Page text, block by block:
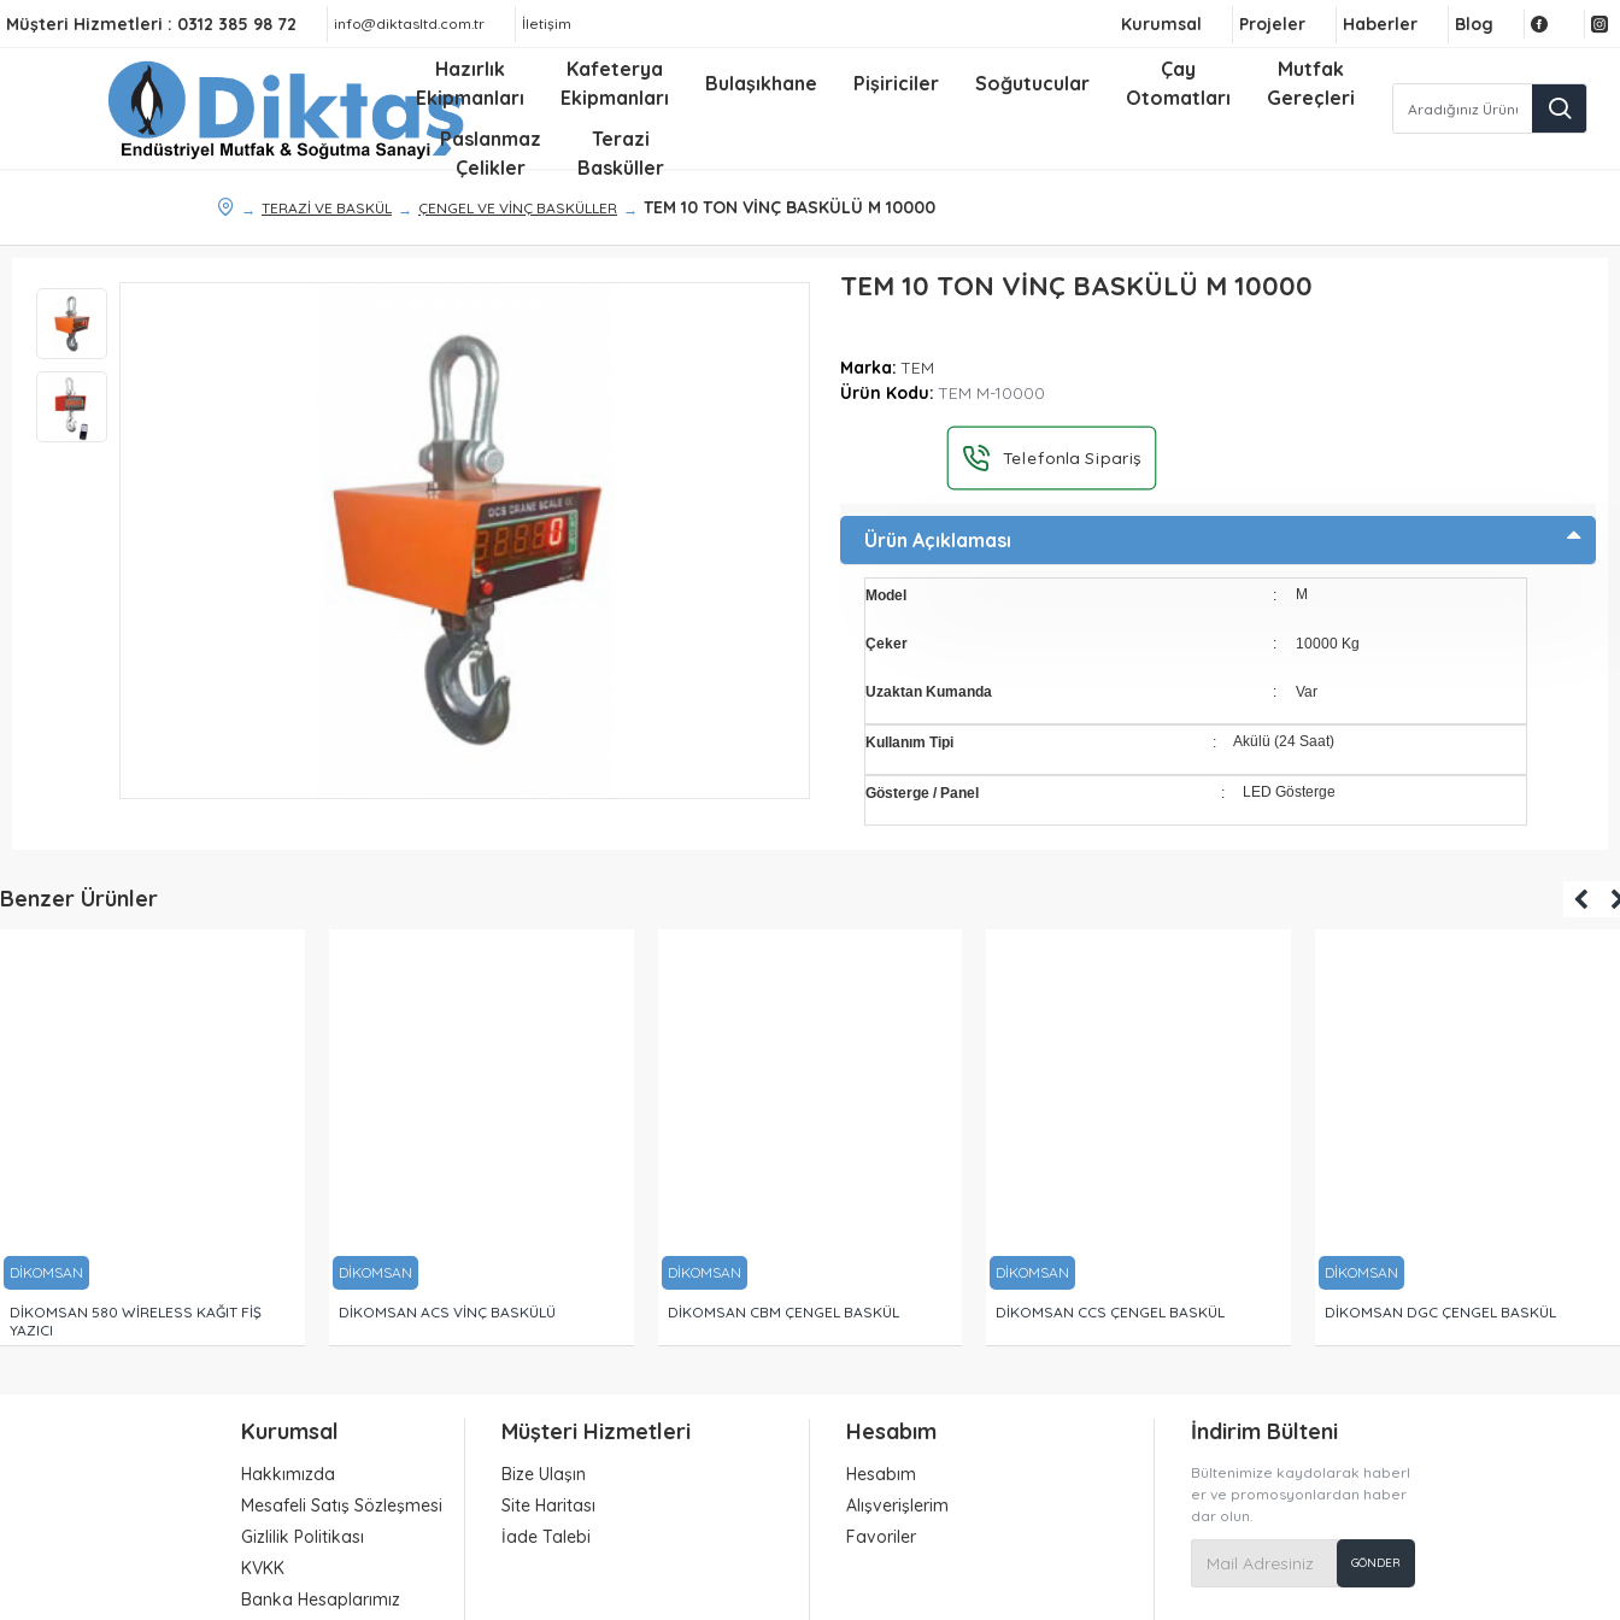
Müşteri Hizmetleri : 0312 385 98 72 info@diktasltd.com.tr İletişim Kurumsal Projeler Haberler Blog
Hazırlık
Ekipmanları
Kafeterya
Ekipmanları
Bulaşıkhane Pişiriciler Soğutucular
Çay
Otomatları
Mutfak
Gereçleri
Paslanmaz
Çelikler
Terazi
Basküller
TERAZİ VE BASKÜL ÇENGEL VE VİNÇ BASKÜLLER TEM 10 TON VİNÇ BASKÜLÜ M 10000
TEM 10 TON VİNÇ BASKÜLÜ M 10000
Marka: TEM
Ürün Kodu: TEM M-10000
Telefonla Sipariş
Ürün Açıklaması
Model : M
Çeker : 10000 Kg
Uzaktan Kumanda : Var
Kullanım Tipi : Akülü (24 Saat)
Gösterge / Panel : LED Gösterge
Benzer Ürünler
DİKOMSAN
DİKOMSAN 580 WİRELESS KAĞIT FİŞ
YAZICI
DİKOMSAN
DİKOMSAN ACS VİNÇ BASKÜLÜ
DİKOMSAN
DİKOMSAN CBM ÇENGEL BASKÜL
DİKOMSAN
DİKOMSAN CCS ÇENGEL BASKÜL
DİKOMSAN
DİKOMSAN DGC ÇENGEL BASKÜL
Kurumsal
Hakkımızda
Mesafeli Satış Sözleşmesi
Gizlilik Politikası
KVKK
Banka Hesaplarımız
Müşteri Hizmetleri
Bize Ulaşın
Site Haritası
İade Talebi
Hesabım
Hesabım
Alışverişlerim
Favoriler
İndirim Bülteni
Bültenimize kaydolarak haberl
er ve promosyonlardan haber
dar olun.
GÖNDER